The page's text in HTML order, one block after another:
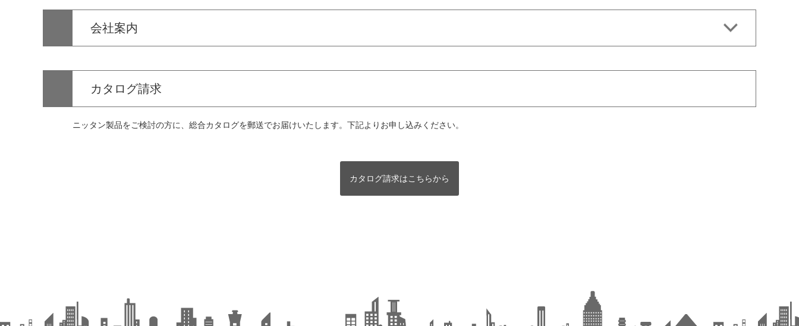
会社案内
カタログ請求
ニッタン製品をご検討の方に、総合カタログを郵送でお届けいたします。下記よりお申し込みください。
カタログ請求はこちらから